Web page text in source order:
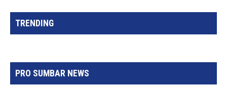
TRENDING
PRO SUMBAR NEWS